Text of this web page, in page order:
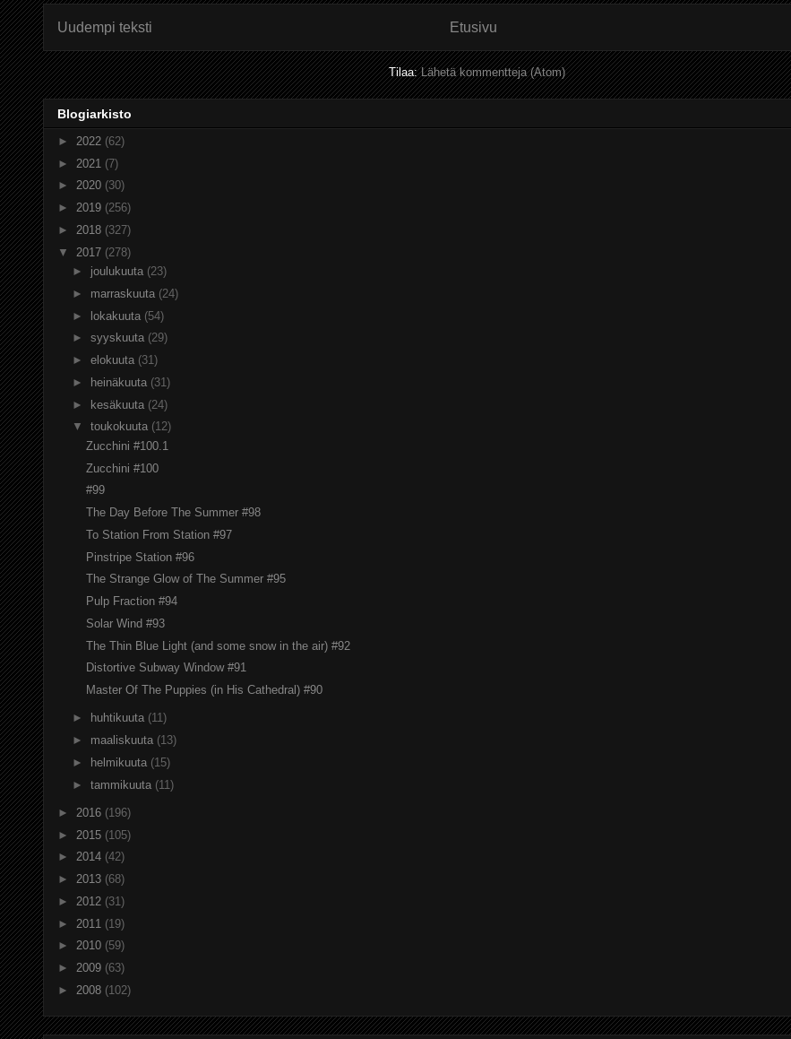
Uudempi teksti Etusivu
Tilaa:Lähetä kommentteja (Atom)
Blogiarkisto
► 2022 (62)
► 2021 (7)
► 2020 (30)
► 2019 (256)
► 2018 (327)
▼ 2017 (278)
► joulukuuta (23)
► marraskuuta (24)
► lokakuuta (54)
► syyskuuta (29)
► elokuuta (31)
►
heinäkuuta (31)
► kesäkuuta (24)
▼ toukokuuta (12)
Zucchini #100.1
Zucchini #100
#99
The Day Before The Summer #98
To Station From Station #97
Pinstripe Station #96
The Strange Glow of The Summer #95
Pulp Fraction #94
Solar Wind #93
The Thin Blue Light (and some snow in the air) #92
Distortive Subway Window #91
Master Of The Puppies (in His Cathedral) #90
► huhtikuuta (11)
► maaliskuuta (13)
►
helmikuuta (15)
► tammikuuta (11)
► 2016 (196)
► 2015 (105)
► 2014 (42)
► 2013 (68)
► 2012 (31)
► 2011 (19)
► 2010 (59)
► 2009 (63)
► 2008 (102)